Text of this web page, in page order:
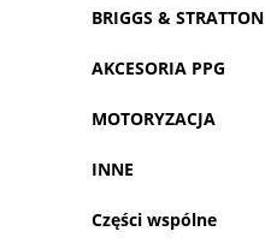
BRIGGS & STRATTON
AKCESORIA PPG
MOTORYZACJA
INNE
Części wspólne